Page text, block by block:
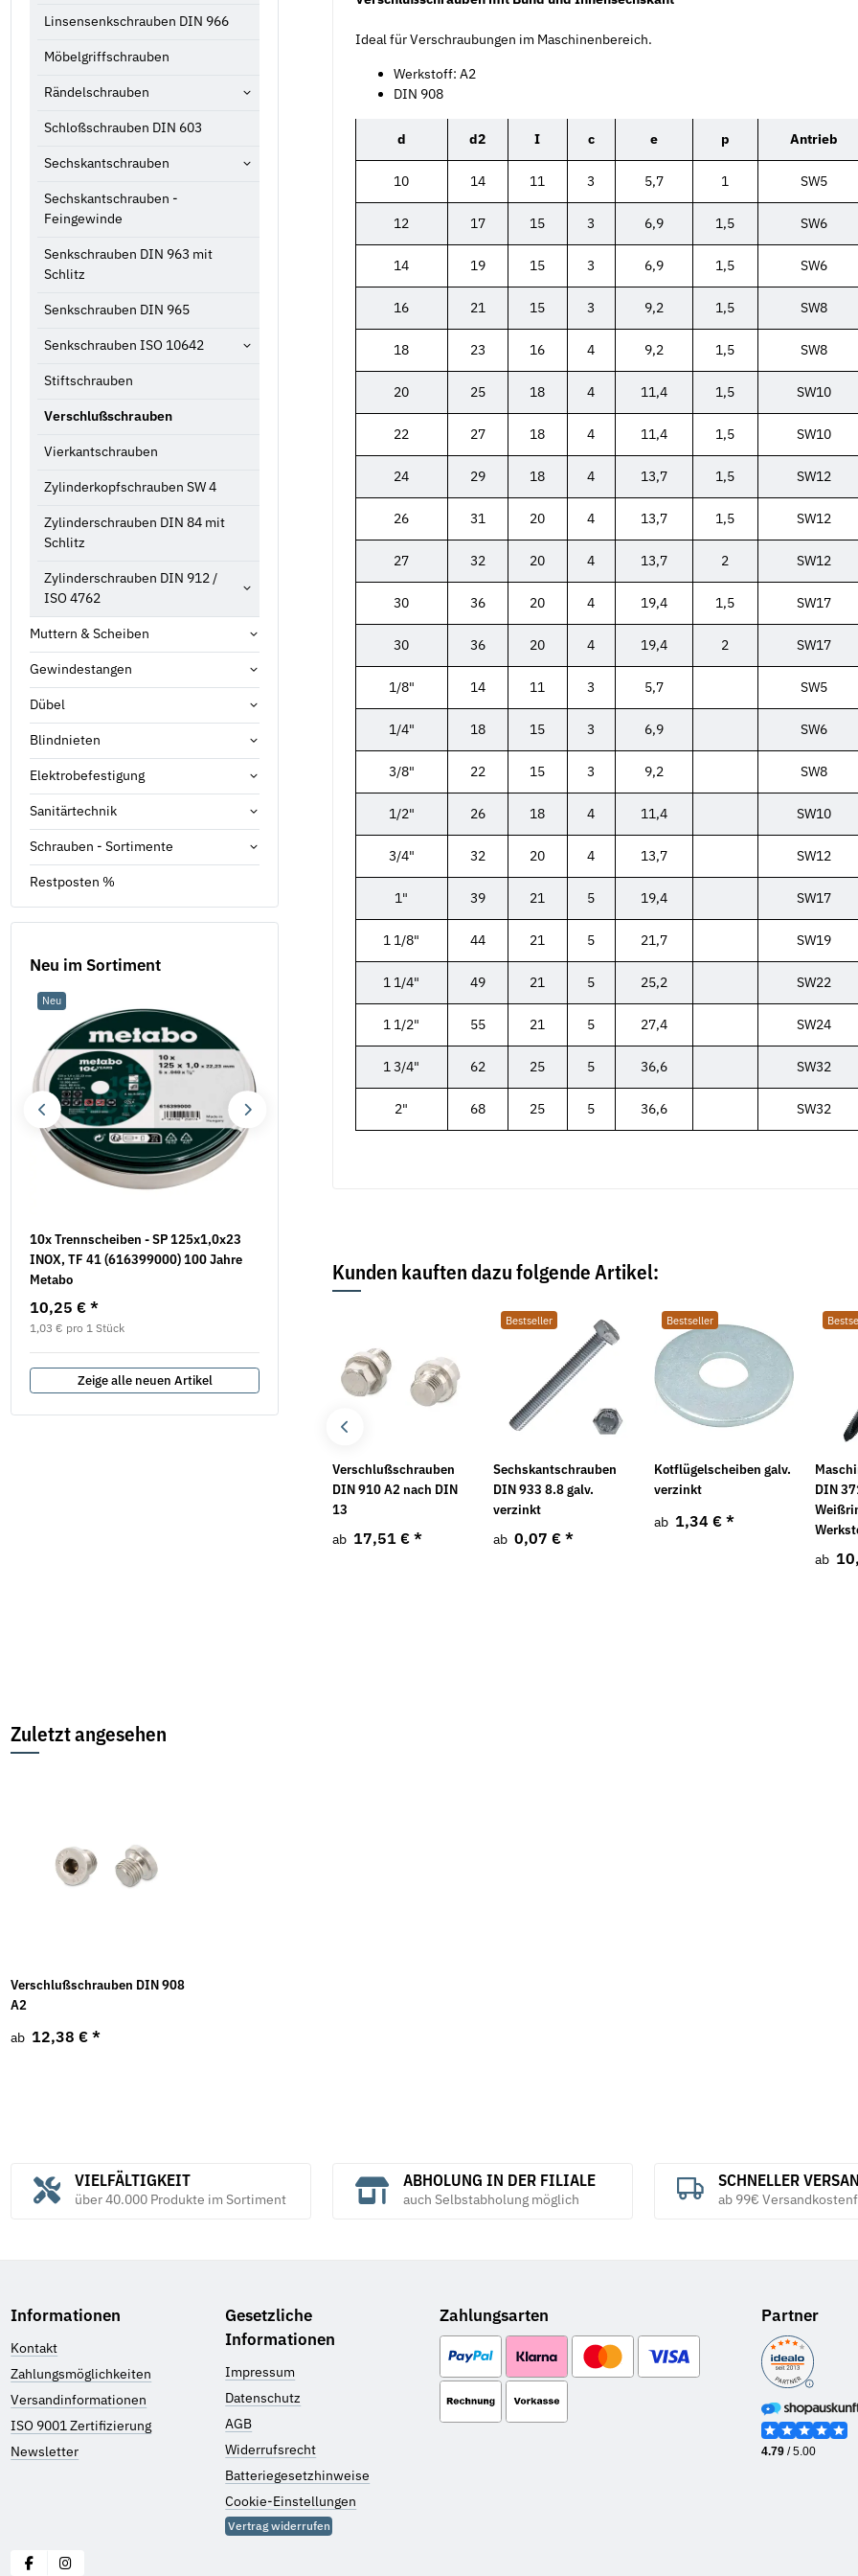
Ideal für Verschraubungen im Maschinenbereich.
Werkstoff: A2
DIN 908
d d2 I c e p Antrieb
10 14 11 3 5,7 1 SW5
12 17 15 3 6,9 1,5 SW6
14 19 15 3 6,9 1,5 SW6
16 21 15 3 9,2 1,5 SW8
18 23 16 4 9,2 1,5 SW8
20 25 18 4 11,4 1,5 SW10
22 27 18 4 11,4 1,5 SW10
24 29 18 4 13,7 1,5 SW12
26 31 20 4 13,7 1,5 SW12
27 32 20 4 13,7 2 SW12
30 36 20 4 19,4 1,5 SW17
30 36 20 4 19,4 2 SW17
1/8" 14 11 3 5,7 SW5
1/4" 18 15 3 6,9 SW6
3/8" 22 15 3 9,2 SW8
1/2" 26 18 4 11,4 SW10
3/4" 32 20 4 13,7 SW12
1" 39 21 5 19,4 SW17
1 1/8" 44 21 5 21,7 SW19
1 1/4" 49 21 5 25,2 SW22
1 1/2" 55 21 5 27,4 SW24
1 3/4" 62 25 5 36,6 SW32
2" 68 25 5 36,6 SW32
Kunden kauften dazu folgende Artikel:
Bestseller
Verschlußschrauben
DIN 910 A2 nach DIN
13
ab 17,51 € *
Bestseller
Sechskantschrauben
DIN 933 8.8 galv.
verzinkt
ab 0,07 € *
Bestseller
Kotflügelscheiben galv.
verzinkt
ab 1,34 € *
DIN
ab
Linsensenkschrauben DIN 966
Möbelgriffschrauben
Rändelschrauben
Schloßschrauben DIN 603
Sechskantschrauben
Sechskantschrauben -
Feingewinde
Senkschrauben DIN 963 mit
Schlitz
Senkschrauben DIN 965
Senkschrauben ISO 10642
Stiftschrauben
Verschlußschrauben
Vierkantschrauben
Zylinderkopfschrauben SW 4
Zylinderschrauben DIN 84 mit
Schlitz
Zylinderschrauben DIN 912 /
ISO 4762
Muttern & Scheiben
Gewindestangen
Dübel
Blindnieten
Elektrobefestigung
Sanitärtechnik
Schrauben - Sortimente
Restposten %
Neu im Sortiment
Neu
10x Trennscheiben - SP 125x1,0x23
INOX, TF 41 (616399000) 100 Jahre
Metabo
10,25 € *
1,03 € pro 1 Stück
Diamanttrennscheiben
Neu
1,80 €
0,03 € pro 1 m
Neu
Zeige alle neuen Artikel
Zuletzt angesehen
Verschlußschrauben DIN 908
A2
ab 12,38 € *
VIELFÄLTIGKEIT
über 40.000 Produkte im Sortiment
ABHOLUNG IN DER FILIALE
auch Selbstabholung möglich
SCHNELLER
ab 99€
Informationen
Kontakt
Zahlungsmöglichkeiten
Versandinformationen
ISO 9001 Zertifizierung
Newsletter
Gesetzliche
Informationen
Impressum
Datenschutz
AGB
Widerrufsrecht
Batteriegesetzhinweise
Cookie-Einstellungen
Vertrag widerrufen
Zahlungsarten Partner